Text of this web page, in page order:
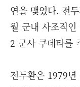
연을 맺었다. 전
월 군내 사조직인
2 군사 쿠데타를
전두환은 1979